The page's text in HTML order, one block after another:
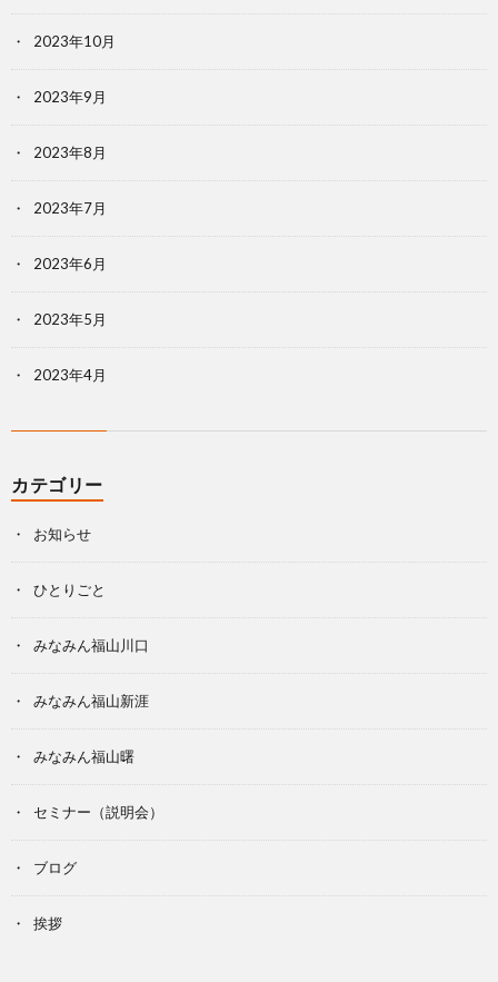
2023年10月
2023年9月
2023年8月
2023年7月
2023年6月
2023年5月
2023年4月
カテゴリー
お知らせ
ひとりごと
みなみん福山川口
みなみん福山新涯
みなみん福山曙
セミナー（説明会）
ブログ
挨拶